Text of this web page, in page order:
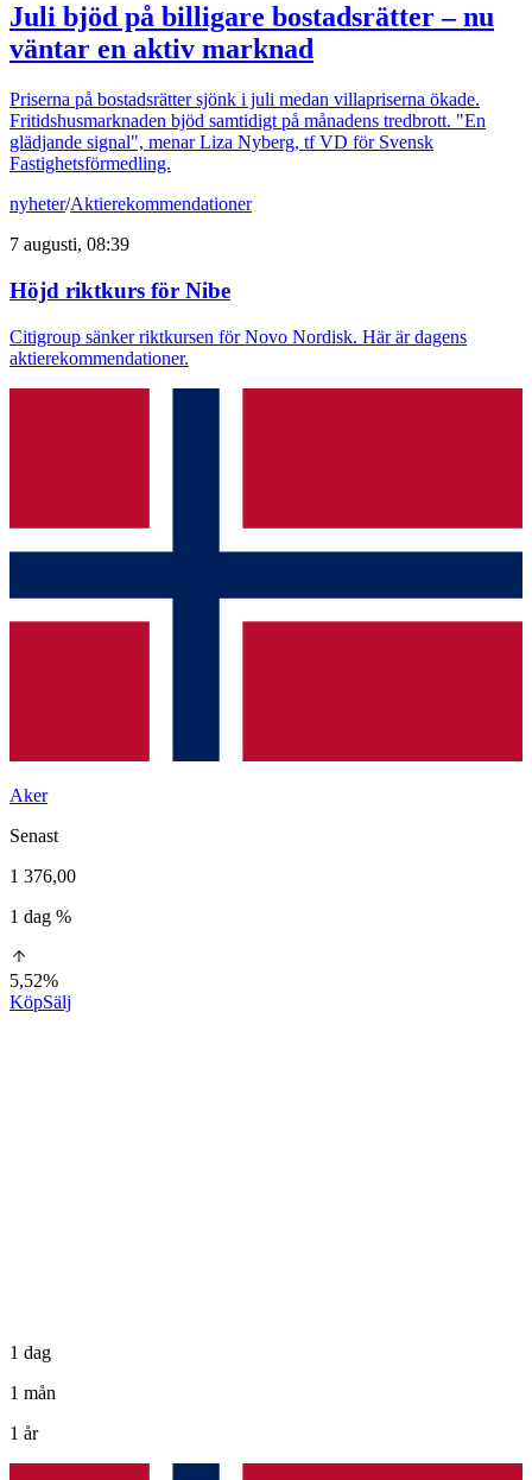
Juli bjöd på billigare bostadsrätter – nu
väntar en aktiv marknad
Priserna på bostadsrätter sjönk i juli medan villapriserna ökade.
Fritidshusmarknaden bjöd samtidigt på månadens tredbrott. "En
glädjande signal", menar Liza Nyberg, tf VD för Svensk
Fastighetsförmedling.
nyheter/Aktierekommendationer
7 augusti, 08:39
Höjd riktkurs för Nibe
Citigroup sänker riktkursen för Novo Nordisk. Här är dagens
aktierekommendationer.
Aker
Senast
1 376,00
1 dag %
5,52%
KöpSälj
1 dag
1 mån
1 år